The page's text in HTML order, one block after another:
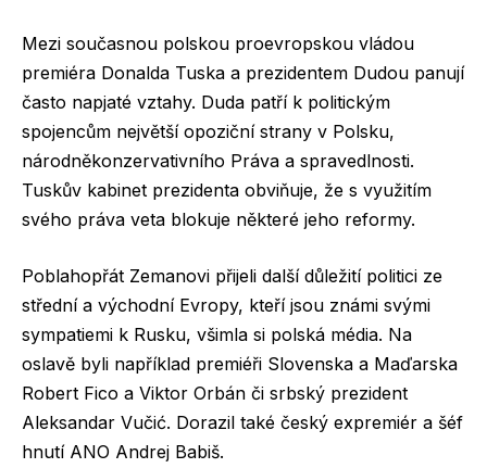
Mezi současnou polskou proevropskou vládou
premiéra Donalda Tuska a prezidentem Dudou panují
často napjaté vztahy. Duda patří k politickým
spojencům největší opoziční strany v Polsku,
národněkonzervativního Práva a spravedlnosti.
Tuskův kabinet prezidenta obviňuje, že s využitím
svého práva veta blokuje některé jeho reformy.
Poblahopřát Zemanovi přijeli další důležití politici ze
střední a východní Evropy, kteří jsou známi svými
sympatiemi k Rusku, všimla si polská média. Na
oslavě byli například premiéři Slovenska a Maďarska
Robert Fico a Viktor Orbán či srbský prezident
Aleksandar Vučić. Dorazil také český expremiér a šéf
hnutí ANO Andrej Babiš.